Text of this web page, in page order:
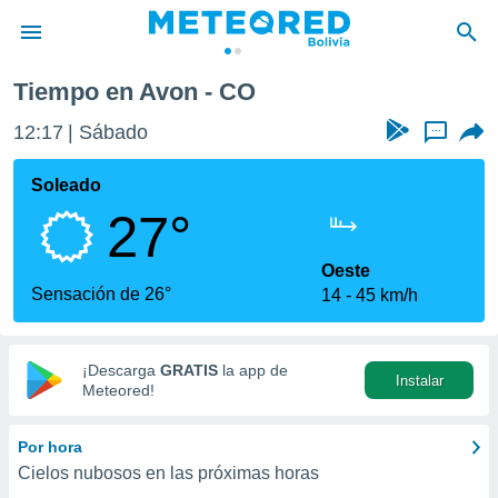
de
ha
calidad.
a este
las
y
digital
basada
Tiempo en Avon - CO
12:17 Sábado ...
Soleado
27°
Sensación de 26°
Oeste
14
45 km/h
¡Descarga GRATIS la app de
Meteored!
Instalar
Por hora
Cielos nubosos en las próximas horas